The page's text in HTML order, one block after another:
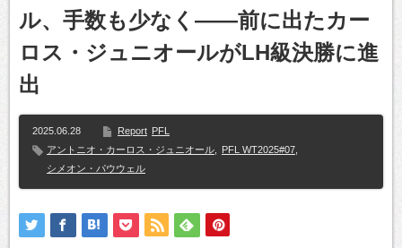
ル、手数も少なく――前に出たカー
ロス・ジュニオールがLH級決勝に進
出
2025.06.28 Report PFL
アントニオ・カーロス・ジュニオール
PFL WT2025#07
シメオン・パウウェル